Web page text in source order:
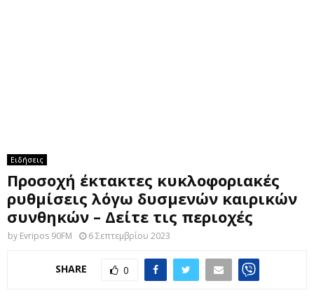
Ειδήσεις
Προσοχή έκτακτες κυκλοφοριακές
ρυθμίσεις λόγω δυσμενών καιρικών
συνθηκών – Δείτε τις περιοχές
by Evripos 90FM 6 Σεπτεμβρίου 2023
SHARE 0